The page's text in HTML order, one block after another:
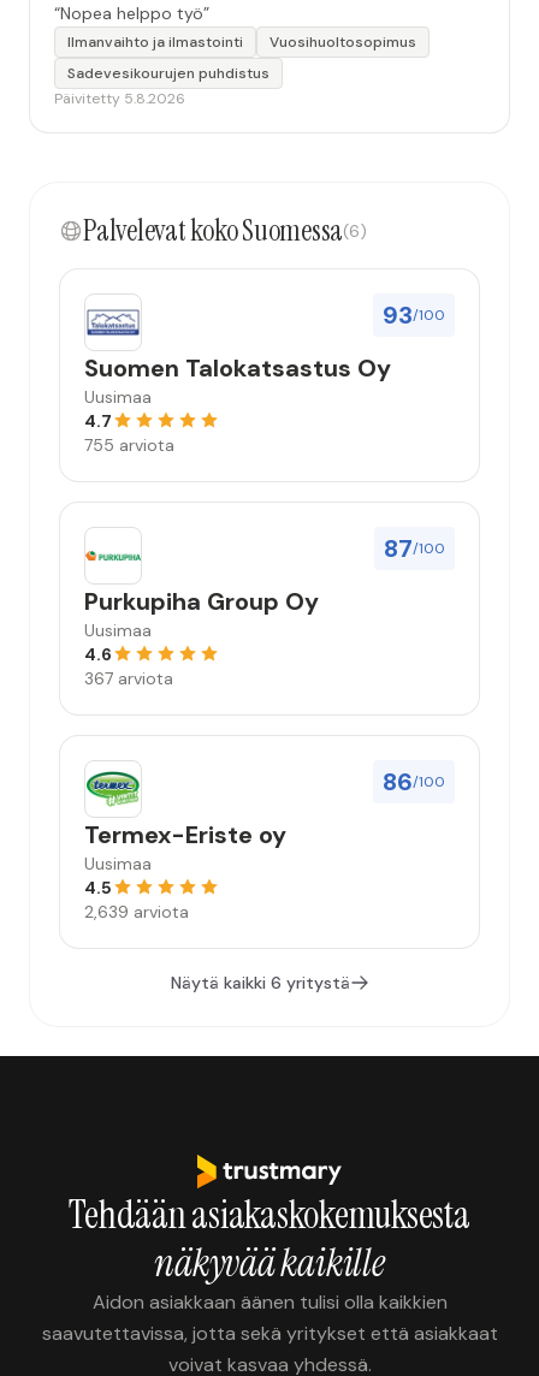
“Nopea helppo työ”
Ilmanvaihto ja ilmastointi
Vuosihuoltosopimus
Sadevesikourujen puhdistus
Päivitetty 5.8.2026
Palvelevat koko Suomessa(6)
93/100
Suomen Talokatsastus Oy
Uusimaa
4.7
755 arviota
87/100
Purkupiha Group Oy
Uusimaa
4.6
367 arviota
86/100
Termex-Eriste oy
Uusimaa
4.5
2,639 arviota
Näytä kaikki 6 yritystä
Tehdään asiakaskokemuksesta
näkyvää kaikille
Aidon asiakkaan äänen tulisi olla kaikkien
saavutettavissa, jotta sekä yritykset että asiakkaat
voivat kasvaa yhdessä.